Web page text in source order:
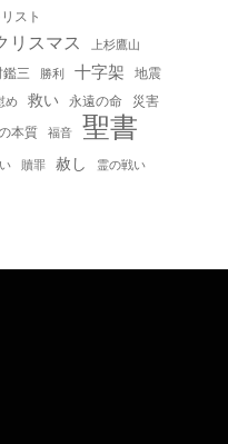
スト
リスマス 上杉鷹山
鑑三 勝利 十字架
地震
め 救い 永遠の命
災害
本質 福音 聖書
贖罪 赦し 霊の戦い